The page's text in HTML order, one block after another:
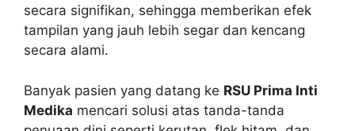
secara signifikan, sehingga memberikan efek
tampilan yang jauh lebih segar dan kencang
secara alami.
Banyak pasien yang datang ke RSU Prima Inti
Medika mencari solusi atas tanda-tanda